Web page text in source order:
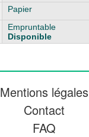
Papier
Empruntable
Disponible
Mentions légales
Contact
FAQ